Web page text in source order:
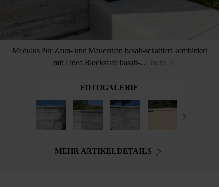
Modulus Pur Zaun- und Mauerstein basalt-schattiert kombiniert
mit Linea Blockstufe basalt-...
mehr
FOTOGALERIE
MEHR ARTIKELDETAILS